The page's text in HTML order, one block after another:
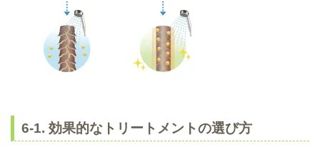
6-1. 効果的なトリートメントの選び方